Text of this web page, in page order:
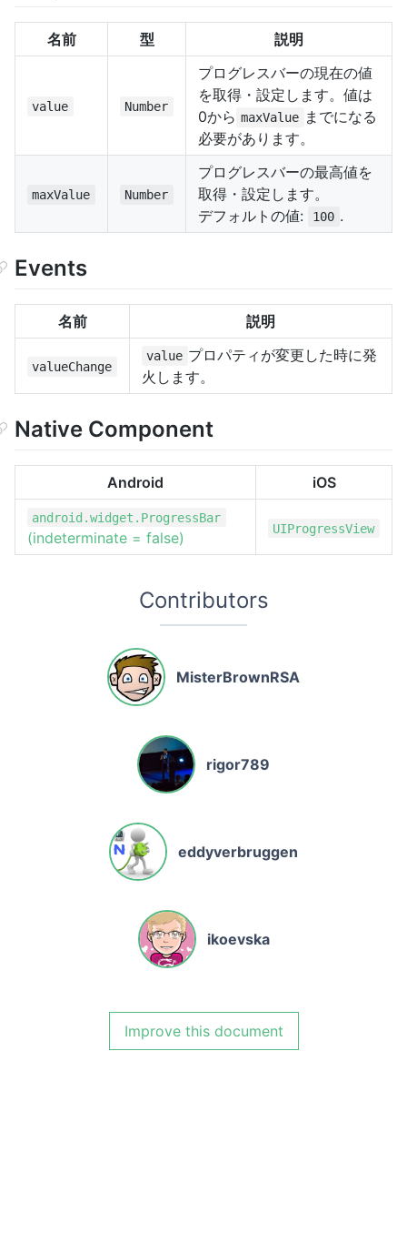
名前 型 説明
value Number
プログレスバーの現在の値
を取得・設定します。値は
0から maxValue までになる
必要があります。
maxValue Number
プログレスバーの最高値を
取得・設定します。
デフォルトの値:
100 .
Events
名前 説明
valueChange
value プロパティが変更した時に発
火します。
Native Component
Android iOS
android.widget.ProgressBar
(indeterminate = false)
UIProgressView
Contributors
MisterBrownRSA
rigor789
eddyverbruggen
ikoevska
Improve this document